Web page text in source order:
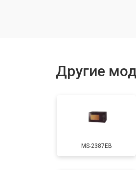
Замена таймера
Замена
Другие
MS-2387EB